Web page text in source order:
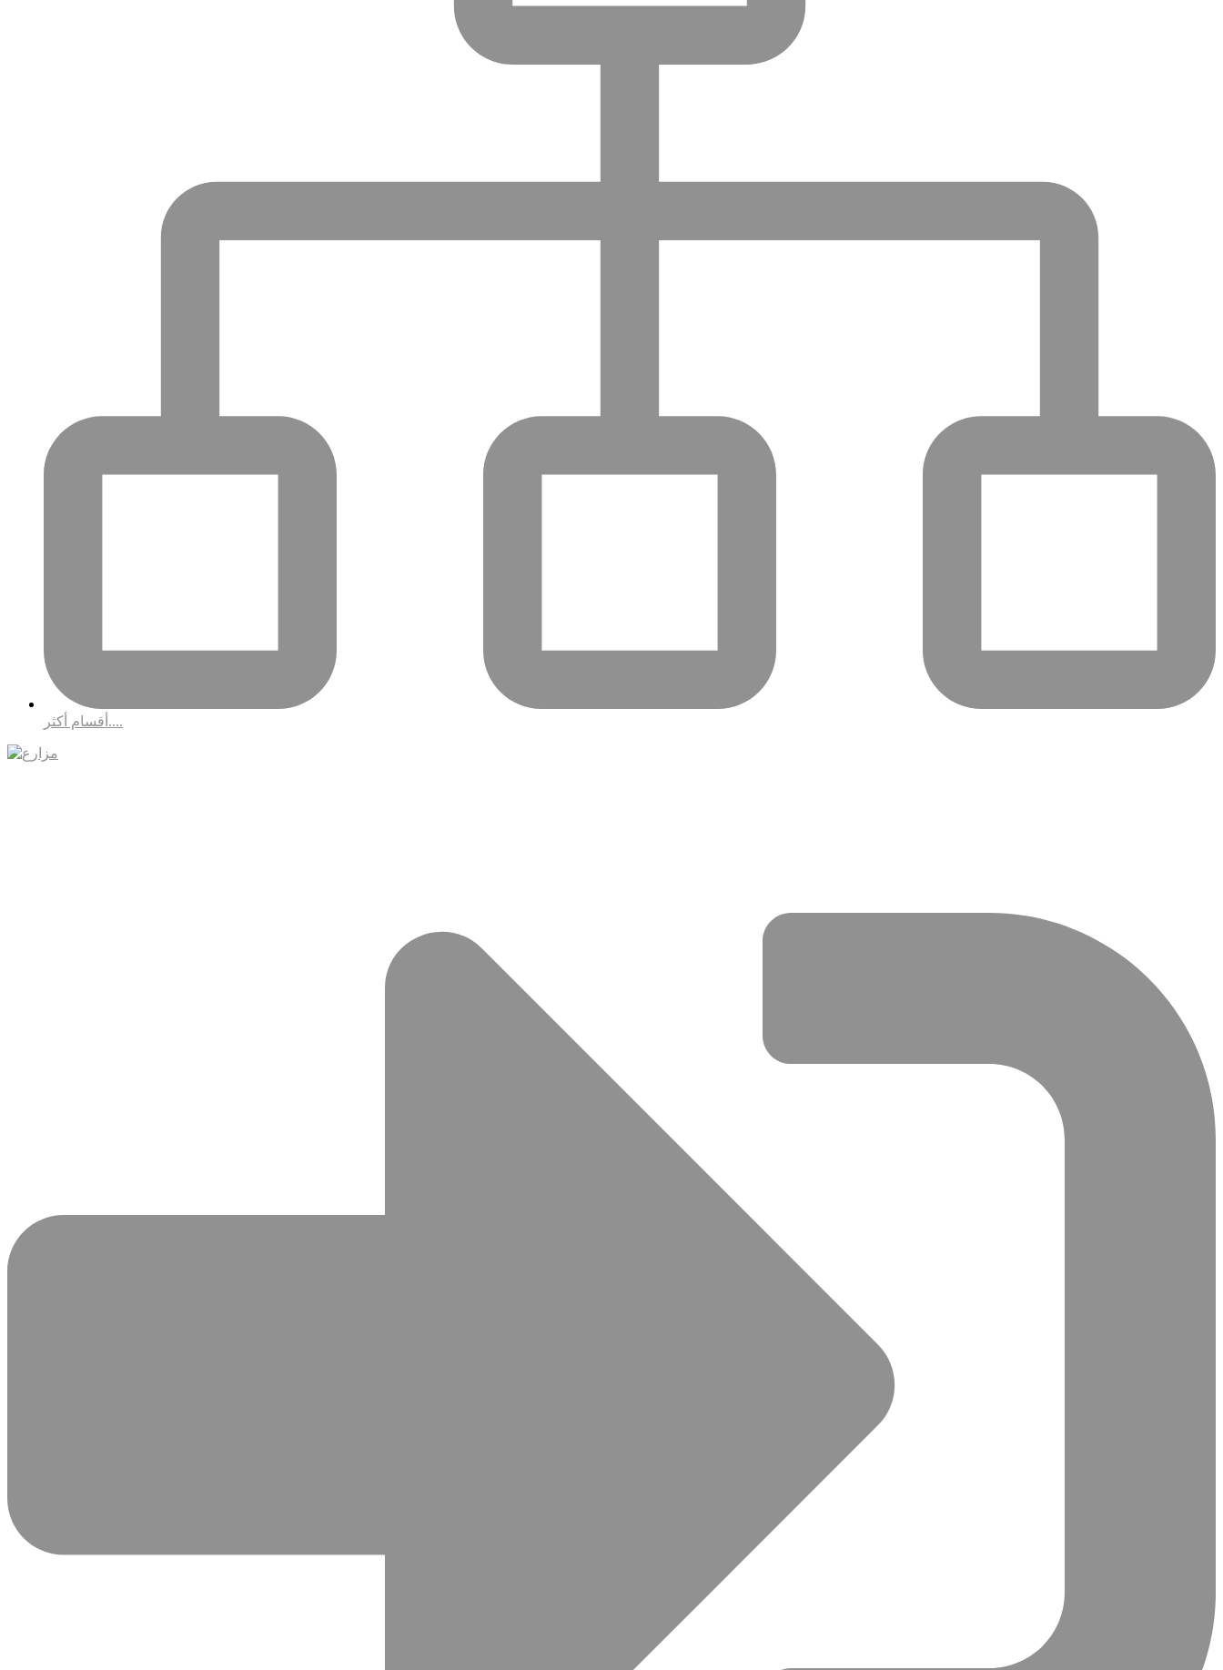
أقسام أكثر....